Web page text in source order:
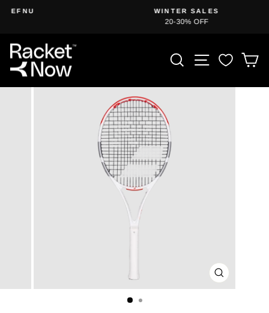
skyggnusýningu
WINTER SALES
VÖRULEIT
LOKA
(ESC)